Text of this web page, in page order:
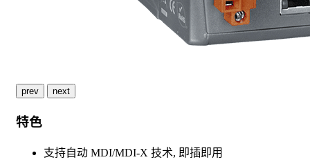
prev next
特色
支持自动 MDI/MDI-X 技术, 即插即用